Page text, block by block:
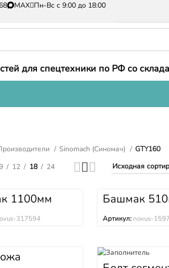
MAX Пн-Вс с 9:00 до 18:00
для спецтехники по РФ со
Sinomach (Синомач)
GTY160
12 18 24
1100мм
GTY160
317594
Башмак
SINOMACH
(Синомач)
Артикул: novus-